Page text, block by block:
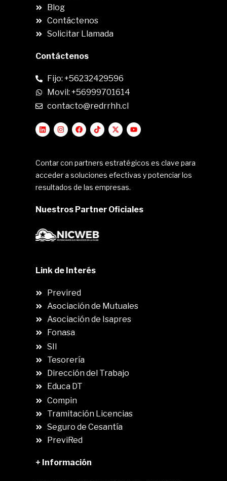
Blog
Contáctenos
Solicitar Llamada
Contáctenos
Fijo: +56232429596
Movil: +56999701614
contacto@redrrhh.cl
Contar con partners estratégicos es clave para
acceder a soluciones efectivas y potenciar los
resultados de las empresas.
Nuestros Partner Oficiales
Link de Interés
Previred
Asociación de Mutuales
Asociación de Isapres
Fonasa
SII
Tesorería
Dirección del Trabajo
Educa DT
Compin
Tramitación Licencias
Seguro de Cesantía
PreviRed
+ Información